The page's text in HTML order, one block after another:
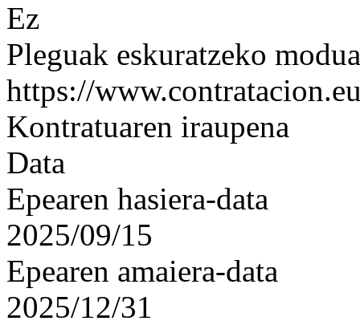
Ez
Pleguak eskuratzeko modua
https://
Kontratuaren iraupena
Data
Epearen hasiera-data
2025/09/15
Epearen amaiera-data
2025/12/31